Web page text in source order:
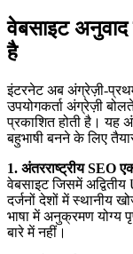
वेबसाइट
है
इंटरनेट अब अंग्रेज़ी-
उपयोगकर्ता अंग्रेज़ी
प्रकाशित होती है। यह
बहुभाषी बनने के लिए
1. अंतरराष्ट्रीय SEO
वेबसाइट जिसमें
दर्जनों देशों में स्थानीय
भाषा में अनुक्रमण योग्य
बारे में नहीं।